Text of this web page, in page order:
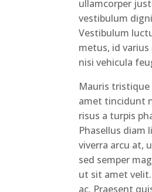
ullamcorper
vestibulum
Vestibulum
metus, id
nisi vehicula
Mauris
amet tincidunt
risus a turpis
Phasellus diam
viverra arcu at,
sed semper
ut sit amet
ac. Praesent